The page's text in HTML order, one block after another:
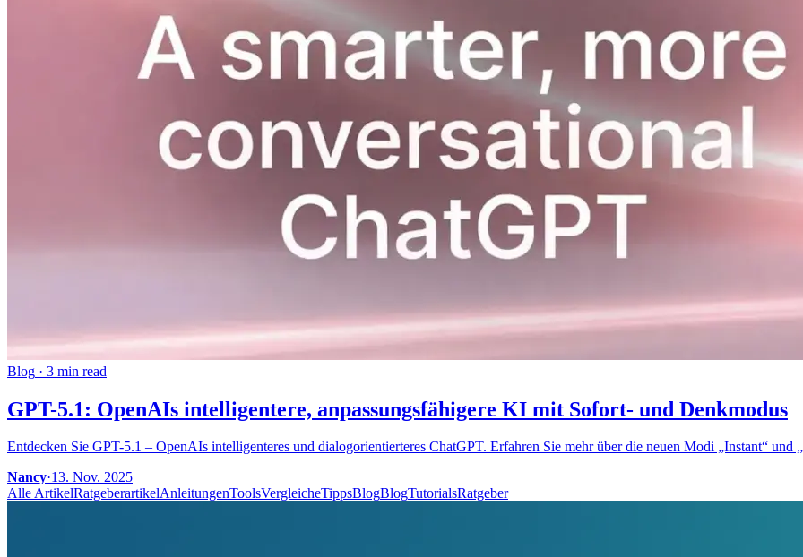
Blog · 3 min read
GPT-5.1: OpenAIs intelligentere, anpassungsfähigere KI mit Sofort- und Denkmodus
Entdecken Sie GPT-5.1 – OpenAIs intelligenteres und dialogorientierteres ChatGPT. Erfahren Sie mehr über die neuen Modi „Instant“
Nancy·13. Nov. 2025
Alle ArtikelRatgeberartikelAnleitungenToolsVergleicheTippsBlogBlogTutorialsRatgeber